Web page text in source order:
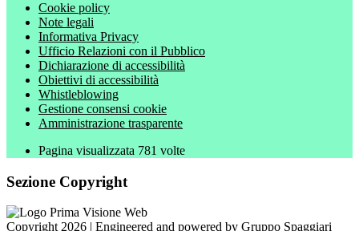
Cookie policy
Note legali
Informativa Privacy
Ufficio Relazioni con il Pubblico
Dichiarazione di accessibilità
Obiettivi di accessibilità
Whistleblowing
Gestione consensi cookie
Amministrazione trasparente
Pagina visualizzata 781 volte
Sezione Copyright
Copyright 2026 | Engineered and powered by Gruppo Spaggiari